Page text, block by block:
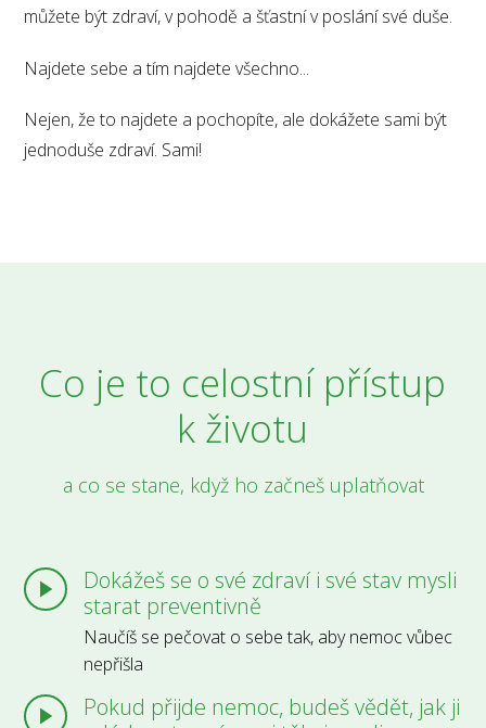
můžete být zdraví, v pohodě a šťastní v poslání své duše.
Najdete sebe a tím najdete všechno...
Nejen, že to najdete a pochopíte, ale dokážete sami být
jednoduše zdraví. Sami!
Co je to celostní přístup
k životu
a co se stane, když ho začneš uplatňovat
Dokážeš se o své zdraví i své stav mysli
starat preventivně
Naučíš se pečovat o sebe tak, aby nemoc vůbec
nepřišla
Pokud přijde nemoc, budeš vědět, jak ji